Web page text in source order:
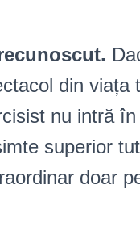
din viața
nu intră
superior
doar